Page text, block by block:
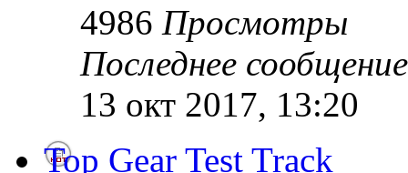
4986 Просмотры
Последнее
13 окт 2017, 13:20
Top Gear Test Track